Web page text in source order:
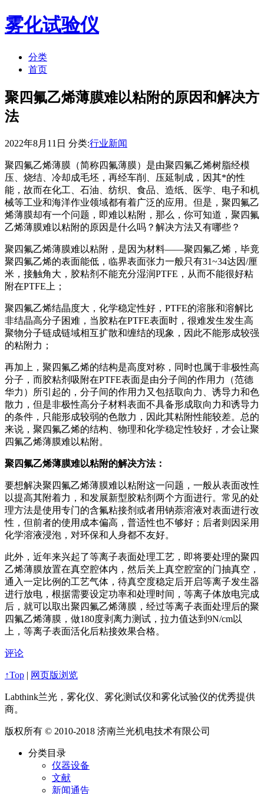
雾化试验仪
分类
首页
聚四氟乙烯薄膜难以粘附的原因和解决方
法
2022年8月11日 分类:行业新闻
聚四氟乙烯薄膜（简称四氟薄膜）是由聚四氟乙烯树脂经模
压、烧结、冷却成毛坯，再经车削、压延制成，因其*的性
能，故而在化工、石油、纺织、食品、造纸、医学、电子和机
械等工业和海洋作业领域都有着广泛的应用。但是，聚四氟乙
烯薄膜却有一个问题，即难以粘附，那么，你可知道，聚四氟
乙烯薄膜难以粘附的原因是什么吗？解决方法又有哪些？
聚四氟乙烯薄膜难以粘附，是因为材料——聚四氟乙烯，毕竟
聚四氟乙烯的表面能低，临界表面张力一般只有31~34达因/厘
米，接触角大，胶粘剂不能充分湿润PTFE，从而不能很好粘
附在PTFE上；
聚四氟乙烯结晶度大，化学稳定性好，PTFE的溶胀和溶解比
非结晶高分子困难，当胶粘在PTFE表面时，很难发生发生高
聚物分子链成链域相互扩散和缠结的现象，因此不能形成较强
的粘附力；
再加上，聚四氟乙烯的结构是高度对称，同时也属于非极性高
分子，而胶粘剂吸附在PTFE表面是由分子间的作用力（范德
华力）所引起的，分子间的作用力又包括取向力、诱导力和色
散力，但是非极性高分子材料表面不具备形成取向力和诱导力
的条件，只能形成较弱的色散力，因此其粘附性能较差。总的
来说，聚四氟乙烯的结构、物理和化学稳定性较好，才会让聚
四氟乙烯薄膜难以粘附。
聚四氟乙烯薄膜难以粘附的解决方法：
要想解决聚四氟乙烯薄膜难以粘附这一问题，一般从表面改性
以提高其附着力，和发展新型胶粘剂两个方面进行。常见的处
理方法是使用专门的含氟粘接剂或者用钠萘溶液对表面进行改
性，但前者的使用成本偏高，普适性也不够好；后者则因采用
化学溶液浸泡，对环保和人身都不友好。
此外，近年来兴起了等离子表面处理工艺，即将要处理的聚四
乙烯薄膜放置在真空腔体内，然后关上真空腔室的门抽真空，
通入一定比例的工艺气体，待真空度稳定后开启等离子发生器
进行放电，根据需要设定功率和处理时间，等离子体放电完成
后，就可以取出聚四氟乙烯薄膜，经过等离子表面处理后的聚
四氟乙烯薄膜，做180度剥离力测试，拉力值达到9N/cm以
上，等离子表面活化后粘接效果合格。
评论
↑Top | 网页版浏览
Labthink兰光，雾化仪、雾化测试仪和雾化试验仪的优秀提供
商。
版权所有 © 2010-2018 济南兰光机电技术有限公司
分类目录
仪器设备
文献
新闻通告